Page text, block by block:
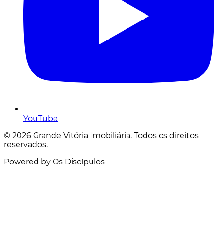
YouTube
© 2026 Grande Vitória Imobiliária. Todos os direitos
reservados.
Powered by Os Discípulos